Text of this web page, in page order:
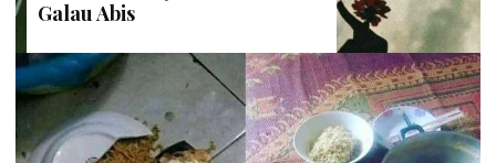
Galau Abis